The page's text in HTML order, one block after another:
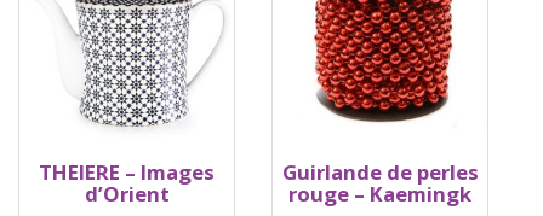
THEIERE – Images
d’Orient
Guirlande de perles
rouge – Kaemingk